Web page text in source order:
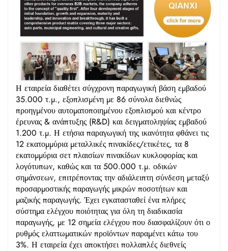
Η εταιρεία διαθέτει σύγχρονη παραγωγική βάση εμβαδού
35.000 τ.μ., εξοπλισμένη με 86 σύνολα διεθνώς
προηγμένου αυτοματοποιημένου εξοπλισμού και κέντρο
έρευνας & ανάπτυξης (R&D) και δειγματοληψίας εμβαδού
1.200 τ.μ. Η ετήσια παραγωγική της ικανότητα φθάνει τις
12 εκατομμύρια μεταλλικές πινακίδες/ετικέτες, τα 8
εκατομμύρια σετ πλαισίων πινακίδων κυκλοφορίας και
λογότυπων, καθώς και τα 500.000 τ.μ. οδικών
σημάνσεων, επιτρέποντας την αδιάλειπτη σύνδεση μεταξύ
προσαρμοστικής παραγωγής μικρών ποσοτήτων και
μαζικής παραγωγής. Έχει εγκατασταθεί ένα πλήρες
σύστημα ελέγχου ποιότητας για όλη τη διαδικασία
παραγωγής, με 12 σημεία ελέγχου που διασφαλίζουν ότι ο
ρυθμός ελαττωματικών προϊόντων παραμένει κάτω του
3%. Η εταιρεία έχει αποκτήσει πολλαπλές διεθνείς